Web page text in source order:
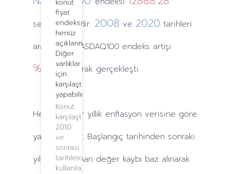
konut
fiyat
endeksi
henüz
açıklanmadı.
Diğer
varlıklar
için
karşılaştırma
yapabilirsiniz.
Konut
karşılaştırma,
2010
ve
sonrası
tarihlerde
kullanılabilir.
seviyesindedir. 2008 ve 2020 tarihleri
arasındaki NASDAQ100 endeks artışı
%963.7olarak gerçekleşti.
Hesaplamalar yıllık enflasyon verisine göre
yapılmaktadır. Başlangıç tarihinden sonraki
yıllardayaşanan değer kaybı baz alınarak